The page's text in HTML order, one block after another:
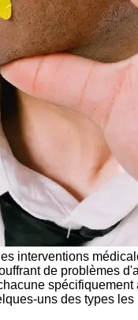
interventions
de problèmes
uns des types